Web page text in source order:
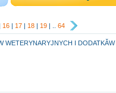
16 | 17 | 18 | 19 | .. 64
WETERYNARYJNYCH I DODATKĂW